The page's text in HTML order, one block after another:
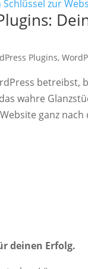
Plugins,
betreibst,
wahre
ganz nach
deinen Erfolg.